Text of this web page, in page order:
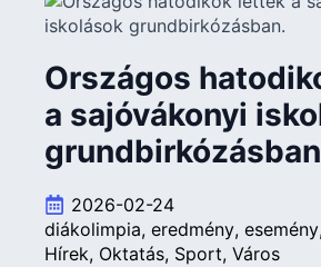
Országos
a sajóvákonyi
grundbirkózásban
2026-02-24
diákolimpia eredmény esemény
Hírek Oktatás Sport Város